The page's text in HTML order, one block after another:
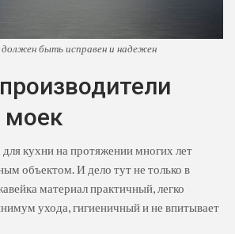
быть исправен и надежен
моек
для кухни на протяжении многих лет
объектом. И дело тут не только в
материал практичный, легко
ухода, гигиеничный и не впитывает